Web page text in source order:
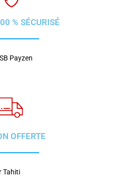
% SÉCURISÉ
Payzen
OFFERTE
Tahiti